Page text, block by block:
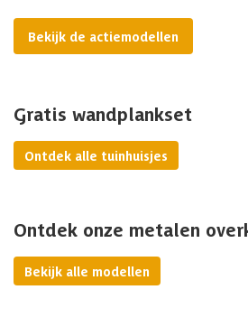
Bekijk de actiemodellen
Gratis wandplankset
Ontdek alle tuinhuisjes
Ontdek onze metalen
Bekijk alle modellen